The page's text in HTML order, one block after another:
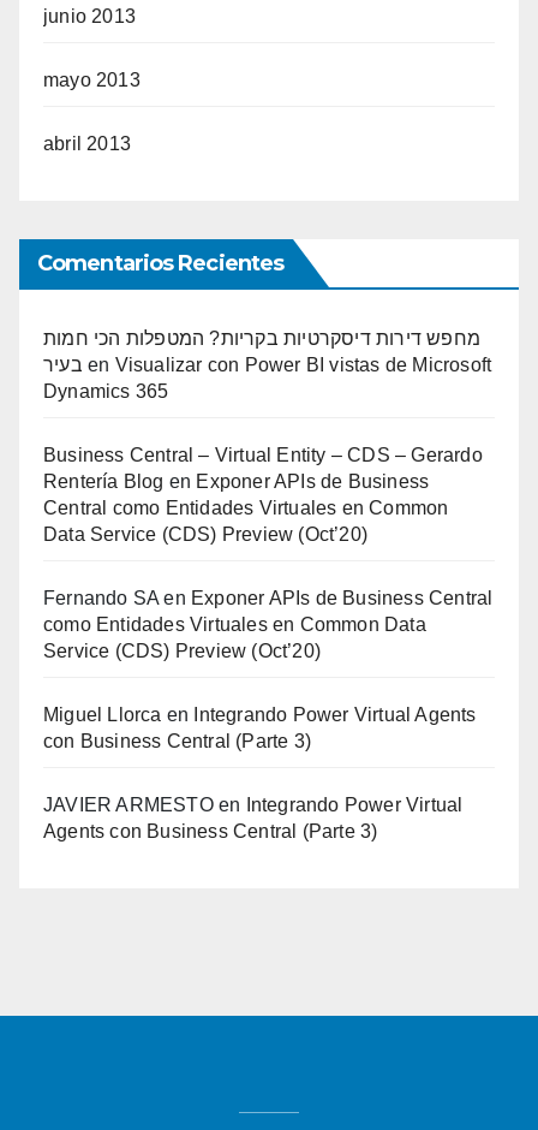
junio 2013
mayo 2013
abril 2013
Comentarios Recientes
מחפש דירות דיסקרטיות בקריות? המטפלות הכי חמות
בעיר en Visualizar con Power BI vistas de Microsoft
Dynamics 365
Business Central – Virtual Entity – CDS – Gerardo
Rentería Blog en Exponer APIs de Business
Central como Entidades Virtuales en Common
Data Service (CDS) Preview (Oct’20)
Fernando SA en Exponer APIs de Business Central
como Entidades Virtuales en Common Data
Service (CDS) Preview (Oct’20)
Miguel Llorca en
Integrando Power Virtual Agents
con Business Central (Parte 3)
JAVIER ARMESTOen
Integrando Power Virtual
Agents con Business Central (Parte 3)